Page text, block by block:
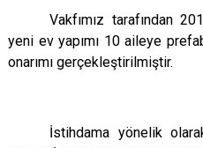
Vakfımız tarafından
yeni ev yapımı 10 aileye
onarımı gerçekleştirilmiştir.
İstihdama yönelik